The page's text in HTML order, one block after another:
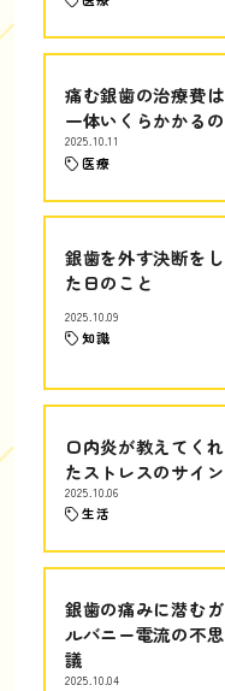
痛む銀歯の治療費は
一体いくらかかるの
2025.10.11
医療
銀歯を外す決断をし
た日のこと
2025.10.09
知識
口内炎が教えてくれ
たストレスのサイン
2025.10.06
生活
銀歯の痛みに潜むガ
ルバニー電流の不思
議
2025.10.04